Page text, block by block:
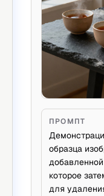
ПРОМПТ
образца
добавленной
которое
для